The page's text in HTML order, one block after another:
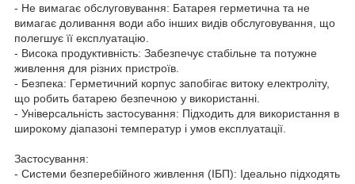
- Не вимагає обслуговування: Батарея герметична та не
вимагає доливання води або інших видів обслуговування, що
полегшує її експлуатацію.
- Висока продуктивність: Забезпечує стабільне та потужне
живлення для різних пристроїв.
- Безпека: Герметичний корпус запобігає витоку електроліту,
що робить батарею безпечною у використанні.
- Універсальність застосування: Підходить для використання в
широкому діапазоні температур і умов експлуатації.
Застосування:
- Системи безперебійного живлення (ІБП): Ідеально підходять